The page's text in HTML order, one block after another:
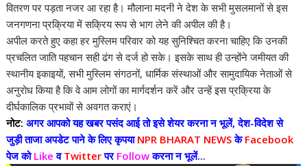
वितरण पर पड़ता नजर आ रहा है। मौलाना मदनी ने देश के सभी मुसलमानों से इस
जनगणना प्रक्रिया में सक्रिय रूप से भाग लेने की अपील की है।
अपील करते हुए कहा हर मुस्लिम परिवार को यह सुनिश्चित करना चाहिए कि उनकी
प्रचलित जाति पहचान सही ढंग से दर्ज हो सके। इसके साथ ही उन्होंने जमीयत की
स्थानीय इकाइयों, सभी मुस्लिम संगठनों, धार्मिक संस्थाओं और सामुदायिक नेताओं से
अनुरोध किया है कि वे आम लोगों का मार्गदर्शन करें और उन्हें इस प्रक्रिया के
दीर्घकालिक प्रभावों से अवगत कराएं।
नोट: अगर आपको यह खबर पसंद आई तो इसे शेयर करना न भूलें, देश-विदेश से
जुड़ी ताजा अपडेट पाने के लिए कृपयाNPR BHARAT NEWSके Facebook
पेज कोLike वTwitterपर Followकरना न भूलें...